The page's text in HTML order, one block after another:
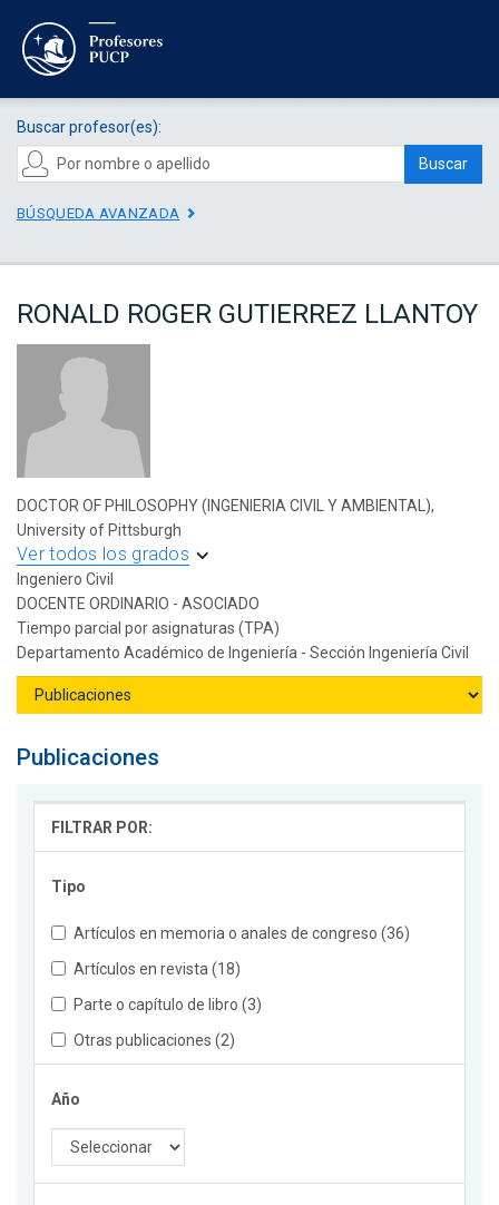
Buscar profesor(es):
Buscar
BÚSQUEDA AVANZADA
RONALD ROGER GUTIERREZ LLANTOY
DOCTOR OF PHILOSOPHY (INGENIERIA CIVIL Y AMBIENTAL),
University of Pittsburgh
Ver todos los grados
Ingeniero Civil
DOCENTE ORDINARIO - ASOCIADO
Tiempo parcial por asignaturas (TPA)
Departamento Académico de Ingeniería - Sección Ingeniería Civil
Publicaciones
FILTRAR POR:
Tipo
Artículos en memoria o anales de congreso (36)
Artículos en revista (18)
Parte o capítulo de libro (3)
Otras publicaciones (2)
Año